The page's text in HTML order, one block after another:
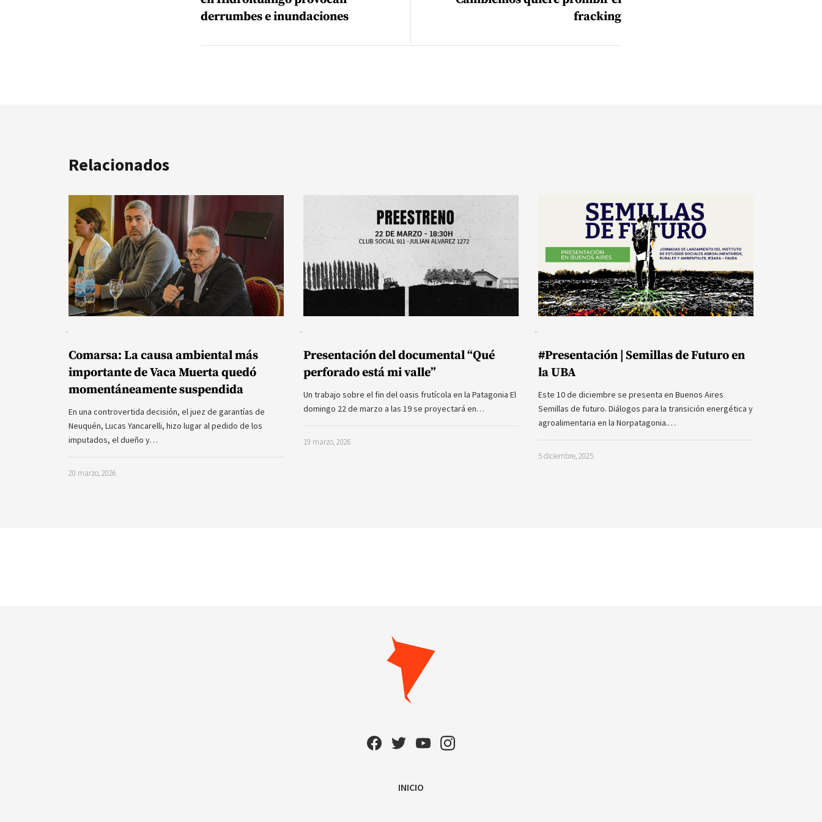
derrumbes e inundaciones
fracking
Relacionados
Comarsa: La causa ambiental más
importante de Vaca Muerta quedó
momentáneamente suspendida
En una controvertida decisión, el juez de garantías de
Neuquén, Lucas Yancarelli, hizo lugar al pedido de los
imputados, el dueño y…
20 marzo, 2026
Presentación del documental “Qué
perforado está mi valle”
Un trabajo sobre el fin del oasis frutícola en la Patagonia El
domingo 22 de marzo a las 19 se proyectará en…
19 marzo, 2026
#Presentación | Semillas de Futuro en
la UBA
Este 10 de diciembre se presenta en Buenos Aires
Semillas de futuro. Diálogos para la transición energética y
agroalimentaria en la Norpatagonia.…
5 diciembre, 2025
INICIO